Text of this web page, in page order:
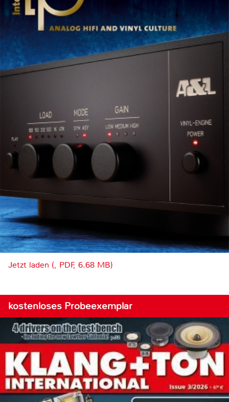
Jetzt laden (, PDF, 6.68 MB)
kostenloses Probeexemplar